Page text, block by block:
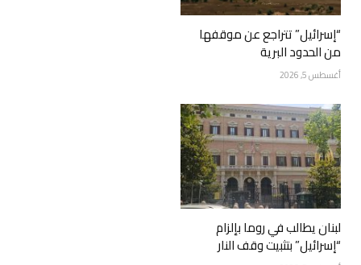
“إسرائيل” تتراجع عن موقفها
من الحدود البرية
أغسطس 5, 2026
لبنان يطالب في روما بإلزام
“إسرائيل” بتثبيت وقف النار